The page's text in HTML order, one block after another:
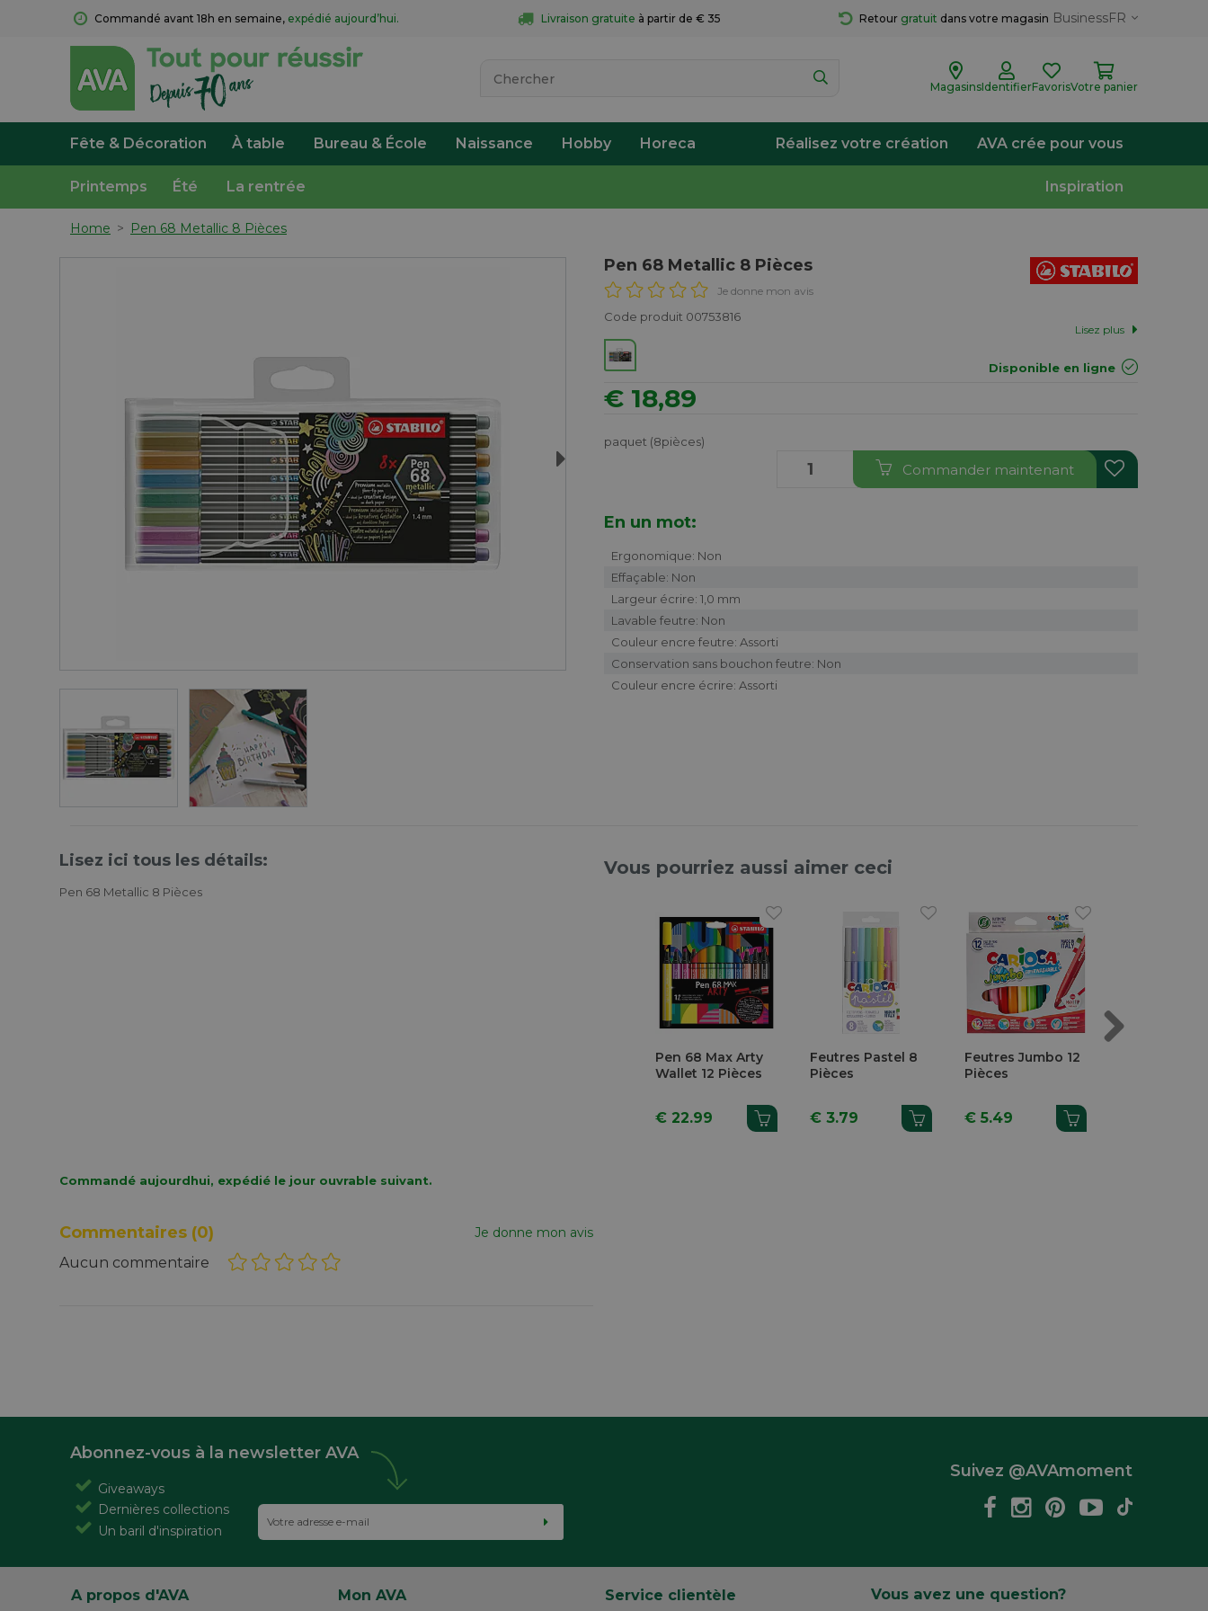
Commandé avant 18h en semaine, expédié aujourd’hui. Livraison gratuite à partir de € 35 Retour gratuit dans votre magasin BusinessFR
MagasinsIdentifierFavorisVotre panier
Fête & Décoration À table Bureau & École Naissance Hobby Horeca Réalisez votre création AVA crée pour vous
Printemps Été La rentrée Inspiration
Home > Pen 68 Metallic 8 Pièces
Next
Pen 68 Metallic 8 Pièces
Je donne mon avis
Code produit 00753816
Lisez plus
Disponible en ligne
€ 18,89
paquet (8pièces)
Commander maintenant
En un mot:
Ergonomique: Non
Effaçable: Non
Largeur écrire: 1,0 mm
Lavable feutre: Non
Couleur encre feutre: Assorti
Conservation sans bouchon feutre: Non
Couleur encre écrire: Assorti
Lisez ici tous les détails:
Pen 68 Metallic 8 Pièces
Vous pourriez aussi aimer ceci
Pen 68 Max Arty
Wallet 12 Pièces
€ 22.99
Feutres Pastel 8
Pièces
€ 3.79
Feutres Jumbo 12
Pièces
€ 5.49
Commandé aujourdhui, expédié le jour ouvrable suivant.
Commentaires (0) Je donne mon avis
Aucun commentaire
Abonnez-vous à la newsletter AVA
Giveaways
Dernières collections
Un baril d'inspiration
Suivez @AVAmoment
A propos d'AVA Mon AVA Service clientèle Vous avez une question?